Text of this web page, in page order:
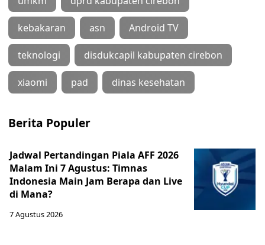
kebakaran asn Android TV
teknologi disdukcapil kabupaten cirebon
xiaomi pad dinas kesehatan
Berita Populer
Jadwal Pertandingan Piala AFF 2026
Malam Ini 7 Agustus: Timnas
Indonesia Main Jam Berapa dan Live
di Mana?
7 Agustus 2026